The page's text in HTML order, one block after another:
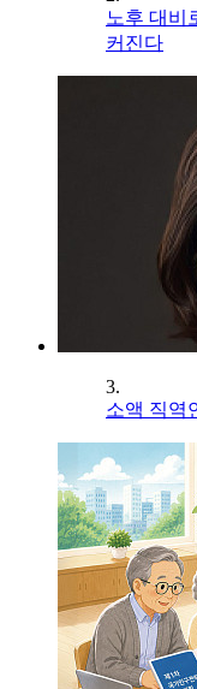
노후 대비
커진다
3.
소액 직역